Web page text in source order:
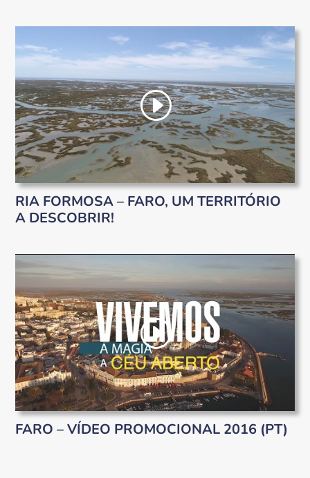
RIA FORMOSA – FARO, UM TERRITÓRIO
A DESCOBRIR!
FARO – VÍDEO PROMOCIONAL 2016 (PT)